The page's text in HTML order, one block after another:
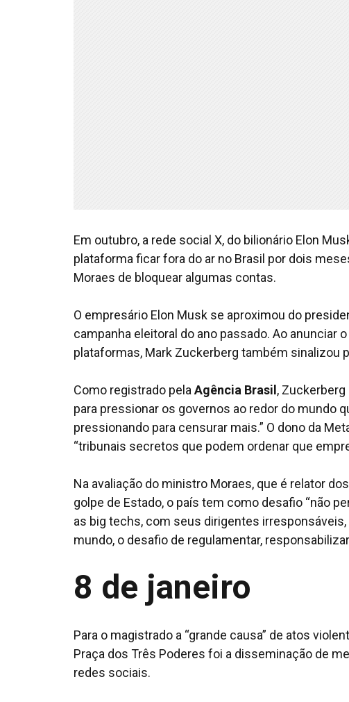
Em outubro, a rede social X, do bilionário Elon
plataforma ficar fora do ar no Brasil por dois
Moraes de bloquear algumas contas.
O empresário Elon Musk se aproximou do
campanha eleitoral do ano passado. Ao anunciar
plataformas, Mark Zuckerberg também sinalizou
Como registrado pelaAgência Brasil ,
para pressionar os governos ao redor do mundo
pressionando para censurar mais.” O dono da
“tribunais secretos que podem ordenar que
Na avaliação do ministro Moraes, que é relator
golpe de Estado, o país tem como desafio “não
as big techs, com seus dirigentes
mundo, o desafio de regulamentar,
8 de janeiro
Para o magistrado a “grande causa” de atos
Praça dos Três Poderes foi a disseminação de
redes sociais.